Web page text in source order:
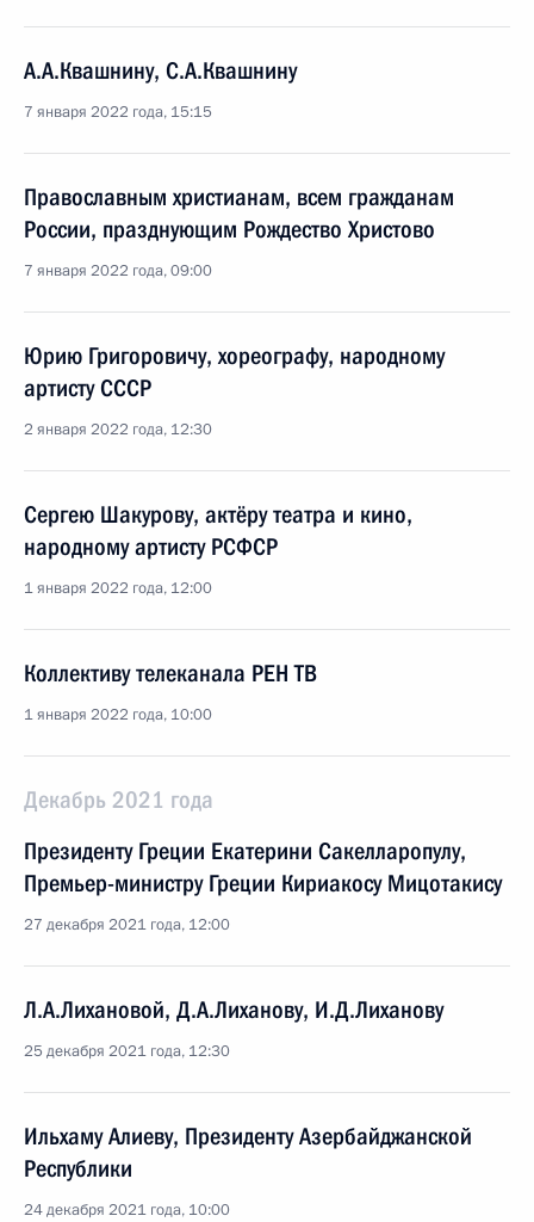
А.А.Квашнину, С.А.Квашнину
7 января 2022 года, 15:15
Православным христианам, всем гражданам
России, празднующим Рождество Христово
7 января 2022 года, 09:00
Юрию Григоровичу, хореографу, народному
артисту СССР
2 января 2022 года, 12:30
Сергею Шакурову, актёру театра и кино,
народному артисту РСФСР
1 января 2022 года, 12:00
Коллективу телеканала РЕН ТВ
1 января 2022 года, 10:00
Декабрь 2021 года
Президенту Греции Екатерини Сакелларопулу,
Премьер-министру Греции Кириакосу Мицотакису
27 декабря 2021 года, 12:00
Л.А.Лихановой, Д.А.Лиханову, И.Д.Лиханову
25 декабря 2021 года, 12:30
Ильхаму Алиеву, Президенту Азербайджанской
Республики
24 декабря 2021 года, 10:00